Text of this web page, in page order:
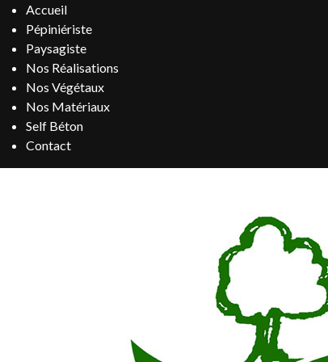
Accueil
Pépiniériste
Paysagiste
Nos Réalisations
Nos Végétaux
Nos Matériaux
Self Béton
Contact